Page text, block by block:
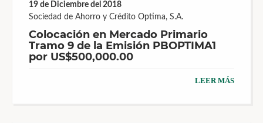
19 de Diciembre del 2018
Sociedad de Ahorro y Crédito Optima, S.A.
Colocación en Mercado Primario
Tramo 9 de la Emisión PBOPTIMA1
por US$500,000.00
LEER MÁS